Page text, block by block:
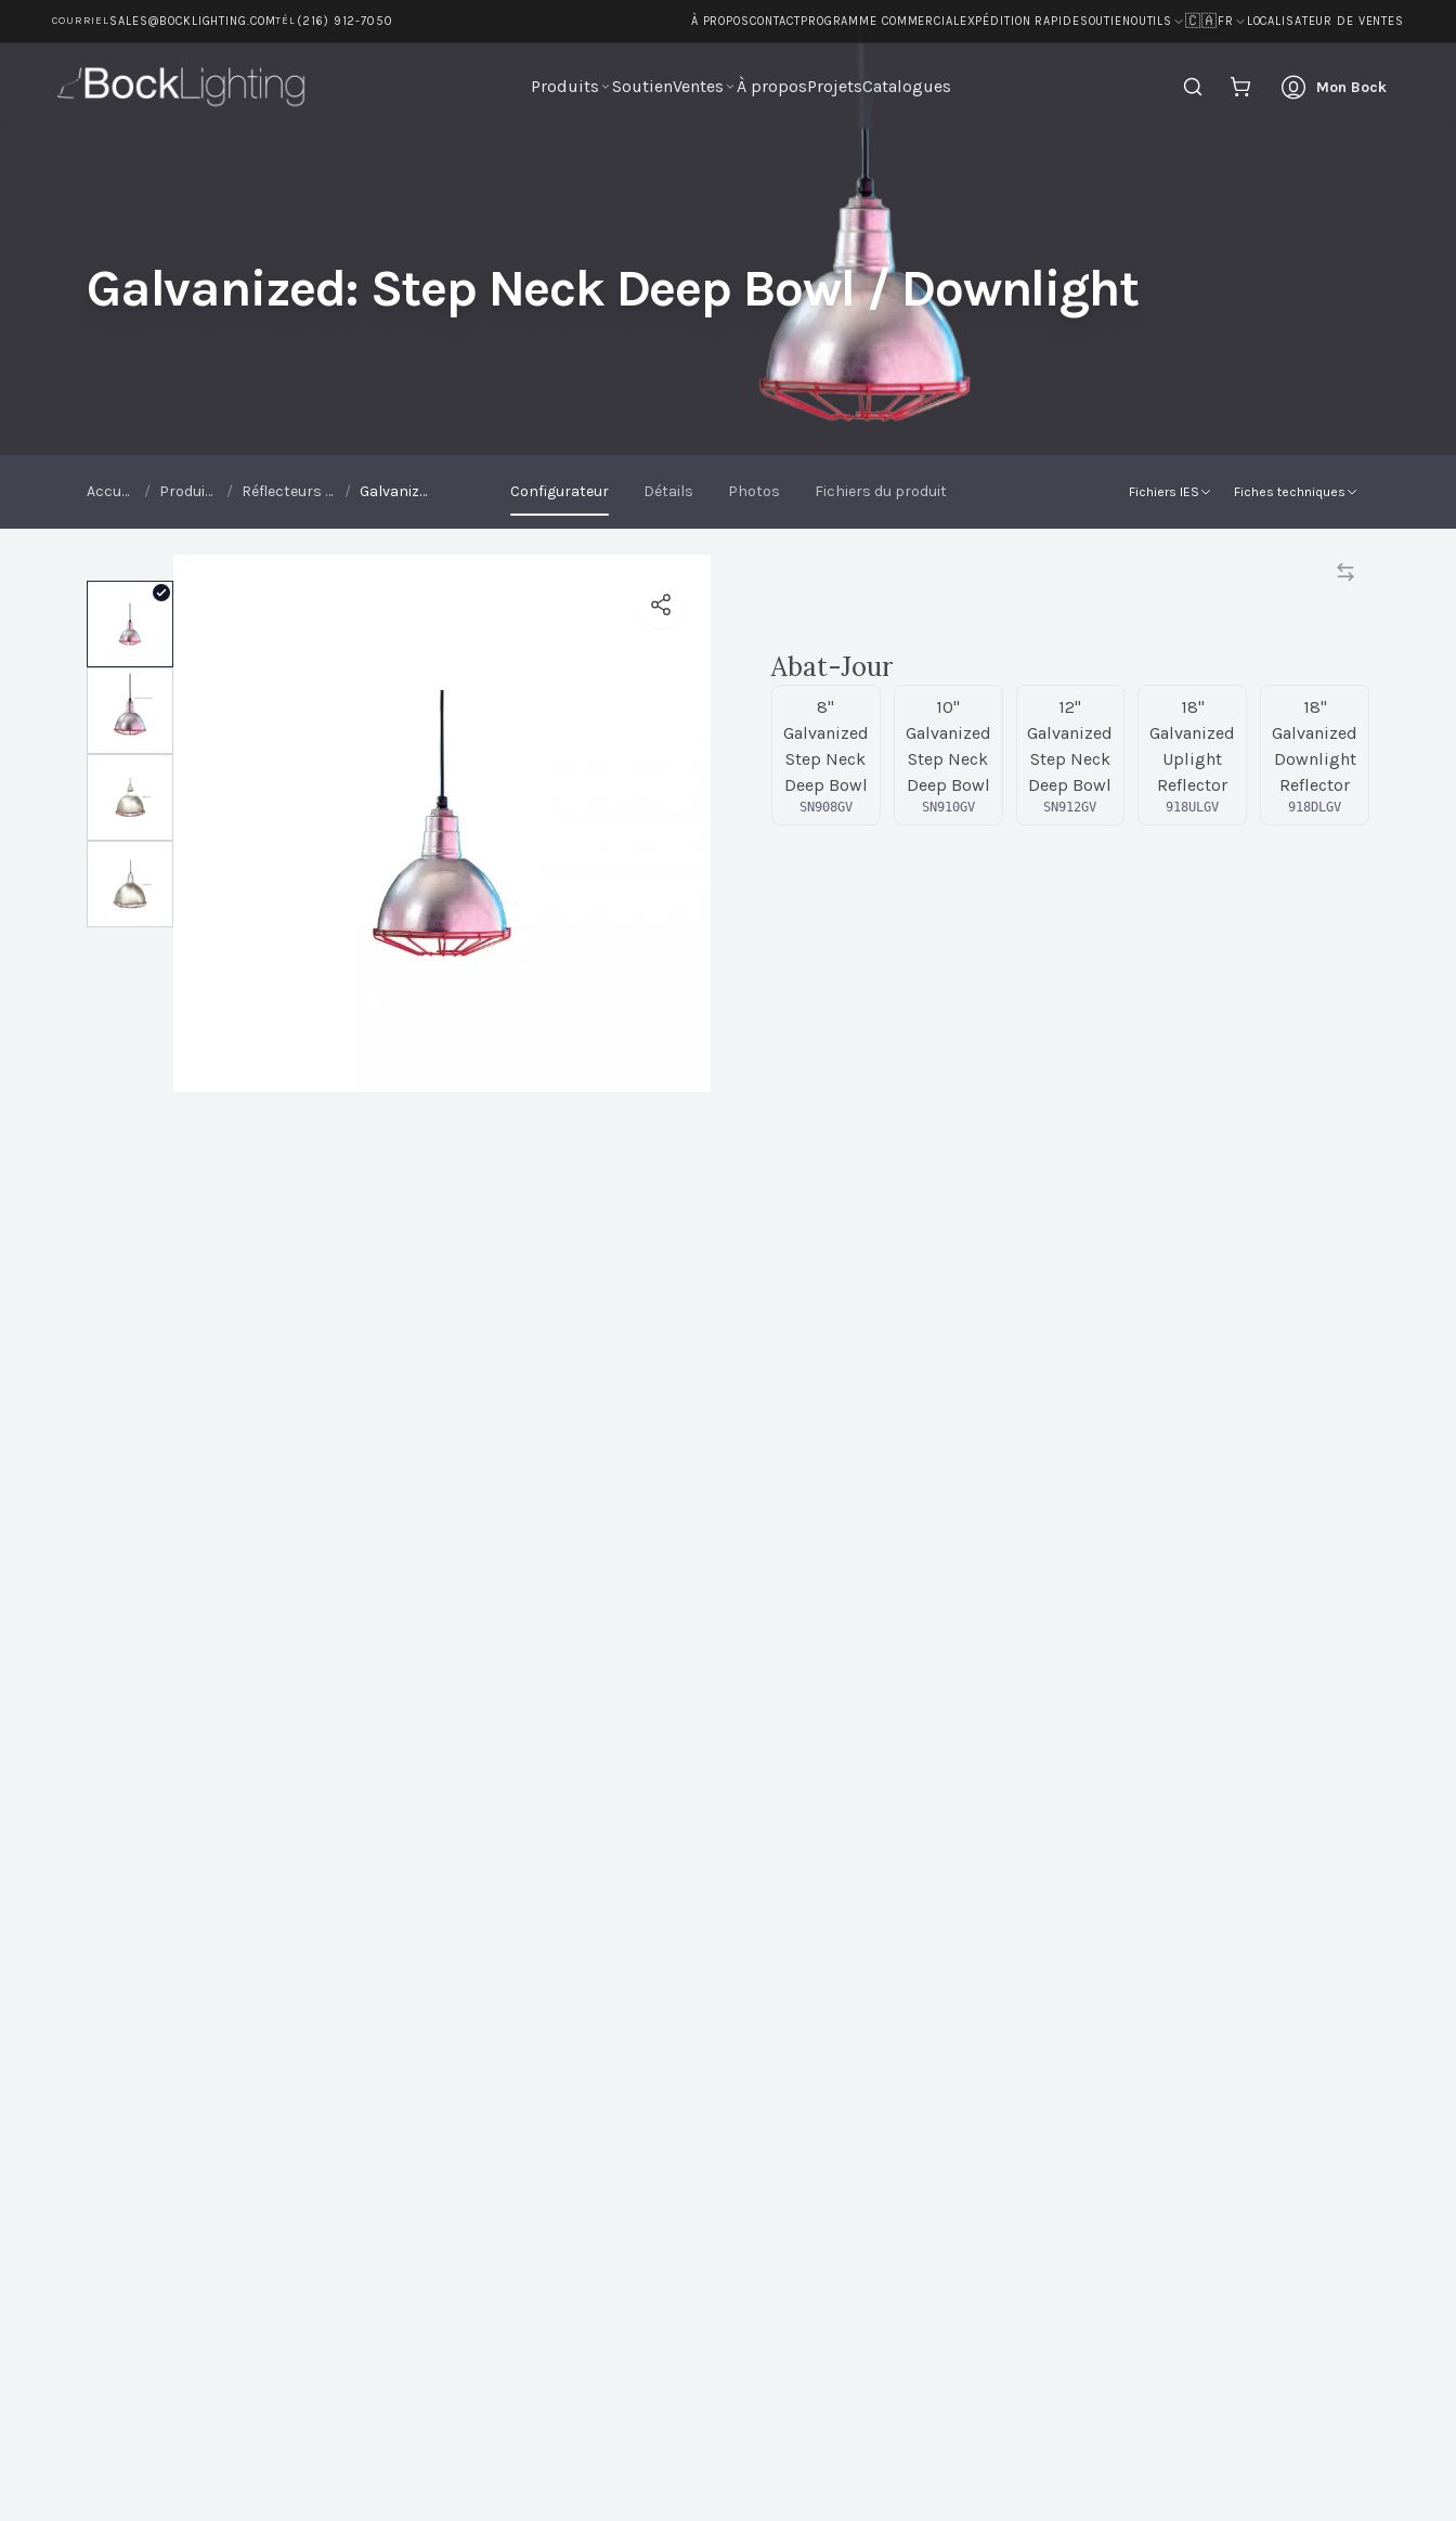
COURRIELSALES@BOCKLIGHTING.COMTÉL (216) 912-7050 À PROPOSCONTACTPROGRAMME COMMERCIAL EXPÉDITION RAPIDESOUTIENOUTILS 🇨🇦FR LOCALISATEUR DE VENTES
Produits SoutienVentes À proposProjetsCatalogues Mon Bock
Galvanized: Step Neck Deep Bowl / Downlight
Galvanized: Step Neck Deep Bowl / Downlight
Accueil / Produits / Réflecteurs galvanisés / Galvanized: Step Neck Deep Bowl / Downlight Configurateur Détails Photos Fichiers du produit Fichiers IES Fiches techniques
Abat-Jour
8"
Galvanized
Step Neck
Deep Bowl
SN908GV
10"
Galvanized
Step Neck
Deep Bowl
SN910GV
12"
Galvanized
Step Neck
Deep Bowl
SN912GV
18"
Galvanized
Uplight
Reflector
918ULGV
18"
Galvanized
Downlight
Reflector
918DLGV